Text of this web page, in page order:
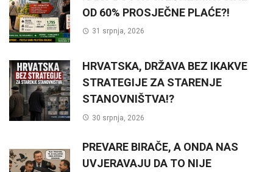
OD 60% PROSJEČNE PLAĆE?!
31 srpnja, 2026
HRVATSKA, DRŽAVA BEZ IKAKVE
STRATEGIJE ZA STARENJE
STANOVNIŠTVA!?
30 srpnja, 2026
PREVARE BIRAČE, A ONDA NAS
UVJERAVAJU DA TO NIJE